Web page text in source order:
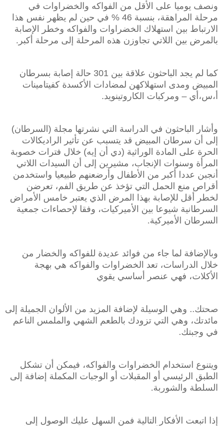
ونصف يوميا على الأقل من الفواكه والخضراوات في
مرحلة المراهقة، بنسبة 46 % في حين لم يظهر نفس هذا
الارتباط بين استهلاك الخضراوات والفواكه وخطر الإصابة
بالمرض بين اللاتي تجاوزن هذه المرحلة إلى مرحلة أكبر.
كما لم يجد الباحثون علاقة بين 301 حالة إصابة بسرطان
المبيض ومدى استهلاكهن لمضادات الأكسدة كفيتامينات
أ،س،أي – ومركبات الكاروتينويد.
وأشار الباحثون في الدراسة التي نشرتها مجلة (السرطان)
إلى أن سرطان المبيض قد يتسبب عن تأثير الراديكالات
الحرة على المادة الوراثية (دي أن إيه) خلال فترات خصوبة
المرأة وسنوات الإنجاب، مشيرين إلى أن السيدات اللاتي
أنجبن عددا أكبر من الأطفال وأرضعنهم طبيعيا واستخدمن
أقراص منع الحمل التي تؤخذ عن طريق الفم، تعرضن
لخطر أقل للإصابة بهذا المرض الذي يعتبر خامس الأمراض
السرطانية شيوعا بين الأميركيات، وفقا لإحصاءات جمعية
السرطان الأميركية.
وبالإضافة لما جاء من فوائد عديدة للفواكه والخضار من
خلال الدراسات، تعد الخضراوات والفواكه هي بهجة
الأكلات، فهي عنصر أساسي يقوي
صحتك.. وهي الوسيلة لإضافة المزيد من الألوان الجميلة إلى
مائدتك، وهي التي تزودك بالطعم الشهي والملمس الناعم
في وجبتك.
ويتنوع استخدام الخضراوات والفواكه، فيمكن أن تشكل
الطبق الرئيسي أو المقبلات أو الوجبات المكملة إضافة إلى
السلطة والشوربة.
إذا اتبعت الأفكار التالية فمن السهل عليك الوصول إلى